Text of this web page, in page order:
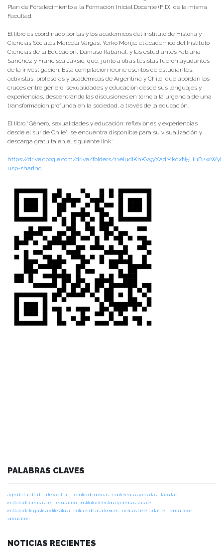
Plan de Fortalecimiento a la Formación Inicial Docente (FID), de la misma
Facultad.
El libro es coordinado por las y los académicos del Instituto de Historia y
Ciencias Sociales Marcela Vargas, Yerko Monje; el académico del Instituto
Ciencias de la Educación, Dámaso Rabanal, y las estudiantes Fabiana
Sánchez y Francisca Jaksic, que, junto a otras tesistas fueron ayudantes
de la investigación. Esta compilación reúne escritos de estudiantes,
activistas, profesoras y académicas de Argentina y Chile, que abordan los
cruces entre género, sexualidades y educación desde sus lenguajes y
experiencias, descentrando las discusiones en torno a la urgencia de una
transformación profunda en la sociedad, a través de la educación.
El libro “Género, sexualidades y educación: reflexiones y experiencias
desde el sur de Chile”, se encuentra disponible para su visualización y
descarga gratuita en el siguiente link:
https://drive.google.com/drive/folders/
usp=sharing
PALABRAS CLAVES
agenda facultad arte y cultura centro de noticias conferencias y charlas
facultad
instituto de ciencias de la educación
instituto de historia y ciencias sociales
instituto de lingüística y literatura
noticias de académicos noticias de estudiantes
vinculacion
vinculación
NOTICIAS RECIENTES